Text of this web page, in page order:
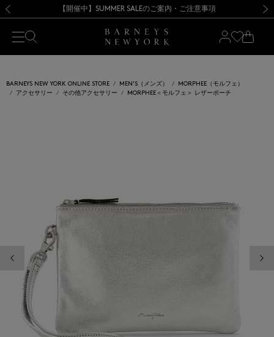
熊本県を中心とした地震の影響によるお荷物のお届けについて
【開催中】SUMMER SALEのご案内・ご注意事項
BARNEYS NEW YORK ONLINE STORE MEN'S（メンズ）
MORPHEE（モルフェ）
アクセサリー
その他アクセサリー MORPHEE＜モルフェ＞ レザーポーチ
前の画像